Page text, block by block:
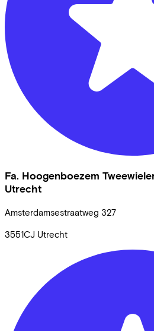
Fa. Hoogenboezem
Utrecht
Amsterdamsestraatweg 327
3551CJ Utrecht